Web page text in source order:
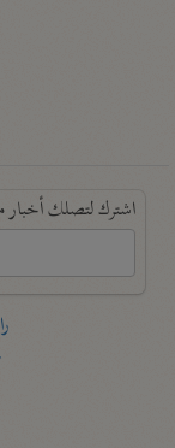
اشترك لتصلك أخبار